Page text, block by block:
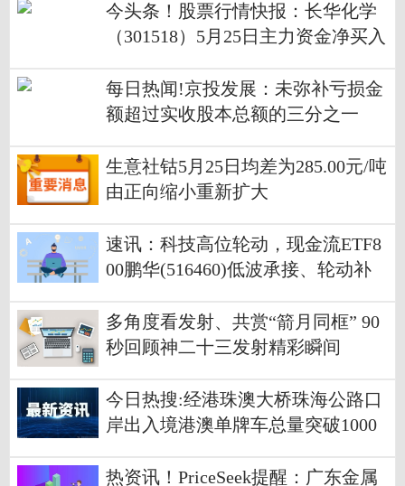
今头条！股票行情快报：长华化学
（301518）5月25日主力资金净买入
每日热闻!京投发展：未弥补亏损金
额超过实收股本总额的三分之一
生意社钴5月25日均差为285.00元/吨
由正向缩小重新扩大
速讯：科技高位轮动，现金流ETF8
00鹏华(516460)低波承接、轮动补
多角度看发射、共赏“箭月同框” 90
秒回顾神二十三发射精彩瞬间
今日热搜:经港珠澳大桥珠海公路口
岸出入境港澳单牌车总量突破1000
热资讯！PriceSeek提醒：广东金属